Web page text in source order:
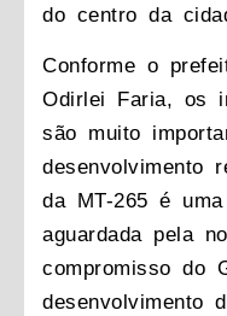
do centro da
Conforme o
Odirlei Faria, os
são muito
desenvolvimento
da MT-265 é
aguardada pela
compromisso do
desenvolvimento